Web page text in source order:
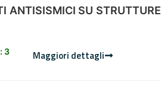
ANTISISMICI SU STRUTTURE
3 Maggiori dettagli